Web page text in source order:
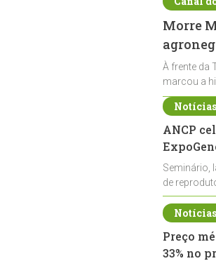
Morre
À frente da
marcou a
ANCP
Seminário,
de
durante a
Preço
33% no